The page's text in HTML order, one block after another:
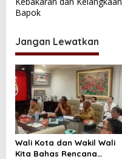
i
g
a
s
i
p
o
s
Bapok
Jangan Lewatkan
Wali Kota dan Wakil Wali
Kita Bahas Rencana